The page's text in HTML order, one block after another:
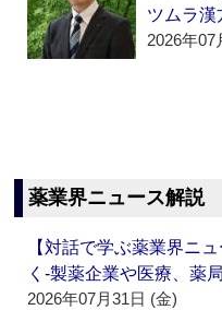
ツムラ
2026年07
薬業界ニュース解説
【対話で学ぶ薬業界ニ
く‐製薬企業や医療、薬
2026年07月31日 (金)